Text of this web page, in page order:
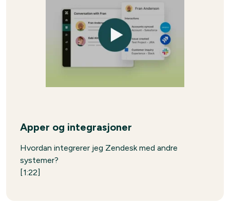
Apper og integrasjoner
Hvordan integrerer jeg Zendesk med andre
systemer?
[1:22]